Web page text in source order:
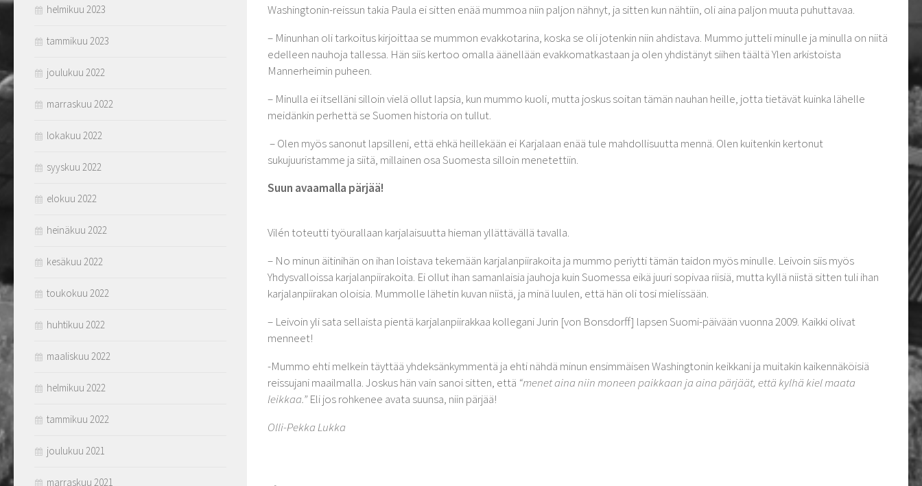
Washingtonin-reissun takia Paula ei sitten enää mummoa niin paljon nähnyt, ja sitten kun nähtiin, oli aina paljon muuta puhuttavaa.
– Minunhan oli tarkoitus kirjoittaa se mummon evakkotarina, koska se oli jotenkin niin ahdistava. Mummo jutteli minulle ja minulla on niitä
edelleen nauhoja tallessa. Hän siis kertoo omalla äänellään evakkomatkastaan ja olen yhdistänyt siihen täältä Ylen arkistoista
Mannerheimin puheen.
– Minulla ei itselläni silloin vielä ollut lapsia, kun mummo kuoli, mutta joskus soitan tämän nauhan heille, jotta tietävät kuinka lähelle
meidänkin perhettä se Suomen historia on tullut.
– Olen myös sanonut lapsilleni, että ehkä heillekään ei Karjalaan enää tule mahdollisuutta mennä. Olen kuitenkin kertonut
sukujuuristamme ja siitä, millainen osa Suomesta silloin menetettiin.
Suun avaamalla pärjää!
Vilén toteutti työurallaan karjalaisuutta hieman yllättävällä tavalla.
– No minun äitinihän on ihan loistava tekemään karjalanpiirakoita ja mummo periytti tämän taidon myös minulle. Leivoin siis myös
Yhdysvalloissa karjalanpiirakoita. Ei ollut ihan samanlaisia jauhoja kuin Suomessa eikä juuri sopivaa riisiä, mutta kyllä niistä sitten tuli ihan
karjalanpiirakan oloisia. Mummolle lähetin kuvan niistä, ja minä luulen, että hän oli tosi mielissään.
– Leivoin yli sata sellaista pientä karjalanpiirakkaa kollegani Jurin [von Bonsdorff] lapsen Suomi-päivään vuonna 2009. Kaikki olivat
menneet!
-Mummo ehti melkein täyttää yhdeksänkymmentä ja ehti nähdä minun ensimmäisen Washingtonin keikkani ja muitakin kaikennäköisiä
reissujani maailmalla. Joskus hän vain sanoi sitten, että “menet aina niin moneen paikkaan ja aina pärjäät, että kylhä kiel maata
leikkaa.” Eli jos rohkenee avata suunsa, niin pärjää!
Olli-Pekka Lukka
helmikuu 2023
tammikuu 2023
joulukuu 2022
marraskuu 2022
lokakuu 2022
syyskuu 2022
elokuu 2022
heinäkuu 2022
kesäkuu 2022
toukokuu 2022
huhtikuu 2022
maaliskuu 2022
helmikuu 2022
tammikuu 2022
joulukuu 2021
marraskuu 2021